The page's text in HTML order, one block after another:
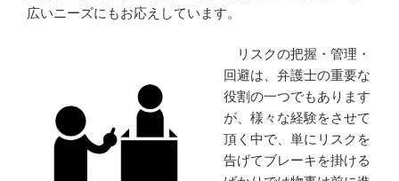
広いニーズにもお応えしています。
リスクの把握・管理・
回避は、弁護士の重要な
役割の一つでもあります
が、様々な経験をさせて
頂く中で、単にリスクを
告げてブレーキを掛ける